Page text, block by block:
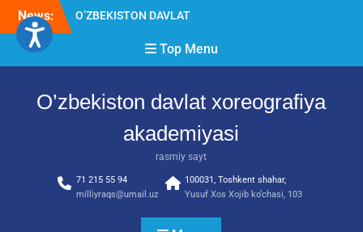
Skip
content
News:
O’ZBEKISTON DAVLAT
AKADEMIYASIDA
о‘tkazilgan kasbiy (ijodiy)
Diqqat e’lon!
imtihon jarayonlari
Top Menu
O’zbekiston davlat xoreografiya
akademiyasi
rasmiy sayt
71 215 55 94
milliyraqs@umail.uz
100031, Toshkent shahar,
Yusuf Xos Xojib ko‘chasi, 103